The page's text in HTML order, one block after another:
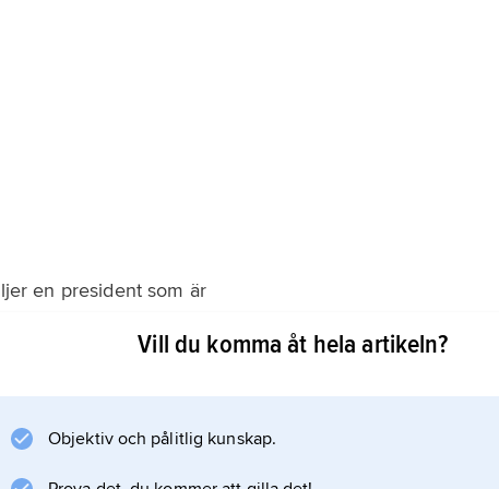
en president som är
också ett parlament som beslutar om lagar. Ett stort
är reserverade för kvinnor och en del av ledamöterna i
grupper, till exempel ungdomar
Vill du komma åt hela artikeln?
Objektiv och pålitlig kunskap.